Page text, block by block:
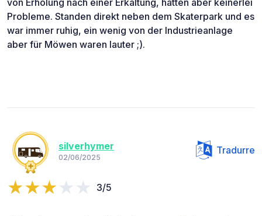
von Erholung nach einer Erkältung, hatten aber keinerlei
Probleme. Standen direkt neben dem Skaterpark und es
war immer ruhig, ein wenig von der Industrieanlage
aber für Möwen waren lauter ;).
silverhymer
02/06/2025
Tradurre
3/5